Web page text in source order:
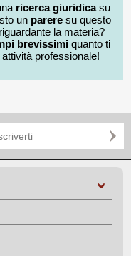
ricerca giuridicasu
un pareresu questo
riguardante la materia?
brevissimiquanto ti
professionale!